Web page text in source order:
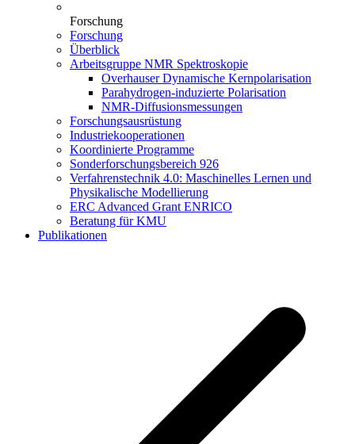
Forschung
Forschung
Überblick
Arbeitsgruppe NMR Spektroskopie
Overhauser Dynamische Kernpolarisation
Parahydrogen-induzierte Polarisation
NMR-Diffusionsmessungen
Forschungsausrüstung
Industriekooperationen
Koordinierte Programme
Sonderforschungsbereich 926
Verfahrenstechnik 4.0: Maschinelles Lernen und
Physikalische Modellierung
ERC Advanced Grant ENRICO
Beratung für KMU
Publikationen